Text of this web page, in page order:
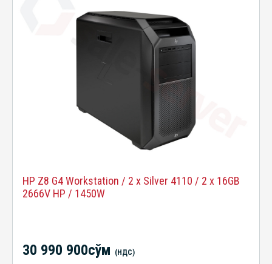
HP Z8 G4 Workstation / 2 x Silver 4110 / 2 x 16GB
2666V HP / 1450W
30 990 900сўм (НДС)